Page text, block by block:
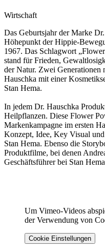
Wirtschaft
Das Geburtsjahr der Marke
Höhepunkt der Hippie-
1967. Das Schlagwort
stand für Frieden,
der Natur. Zwei
Hauschka mit einer
Stan Hema.
In jedem Dr. Hauschka
Heilpflanzen. Diese Flower
Markenkampagne im ersten
Konzept, Idee, Key Visual
Stan Hema. Ebenso die
Produktfilme, bei denen
Geschäftsführer bei Stan
Um Vimeo-Videos
der Verwendung von
Cookie Einstellungen